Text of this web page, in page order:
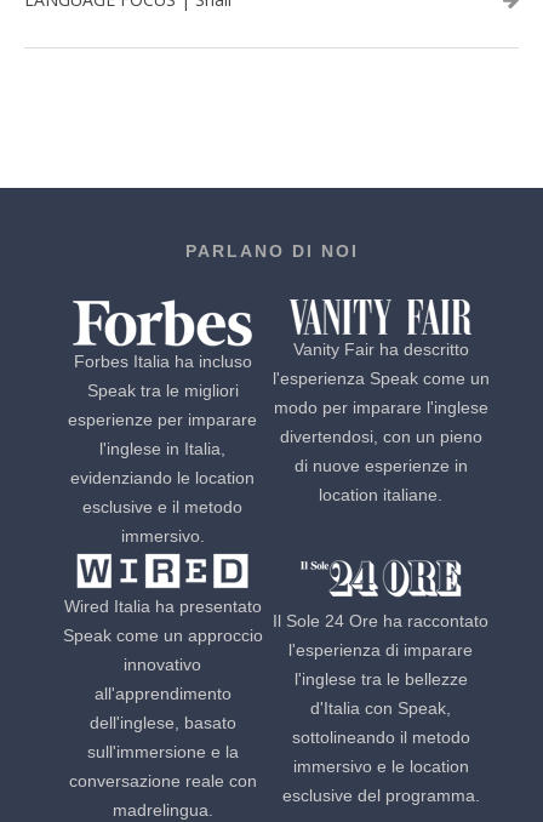
PARLANO DI NOI
Forbes Italia ha incluso
Speak tra le migliori
esperienze per imparare
l'inglese in Italia,
evidenziando le location
esclusive e il metodo
immersivo.
Vanity Fair ha descritto
l'esperienza Speak come un
modo per imparare l'inglese
divertendosi, con un pieno
di nuove esperienze in
location italiane.
Wired Italia ha presentato
Speak come un approccio
innovativo
all'apprendimento
dell'inglese, basato
sull'immersione e la
conversazione reale con
madrelingua.
Il Sole 24 Ore ha raccontato
l'esperienza di imparare
l'inglese tra le bellezze
d'Italia con Speak,
sottolineando il metodo
immersivo e le location
esclusive del programma.